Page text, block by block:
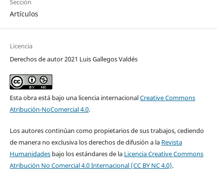
Sección
Artículos
Licencia
Derechos de autor 2021 Luis Gallegos Valdés
Esta obra está bajo una licencia internacionalCreative Commons
Atribución-NoComercial 4.0.
Los autores continúan como propietarios de sus trabajos, cediendo
de manera no exclusiva los derechos de difusión a la Revista
Humanidadesbajo los estándares de la Licencia Creative Commons
Atribución No Comercial 4.0 Internacional (CC BY NC 4.0).